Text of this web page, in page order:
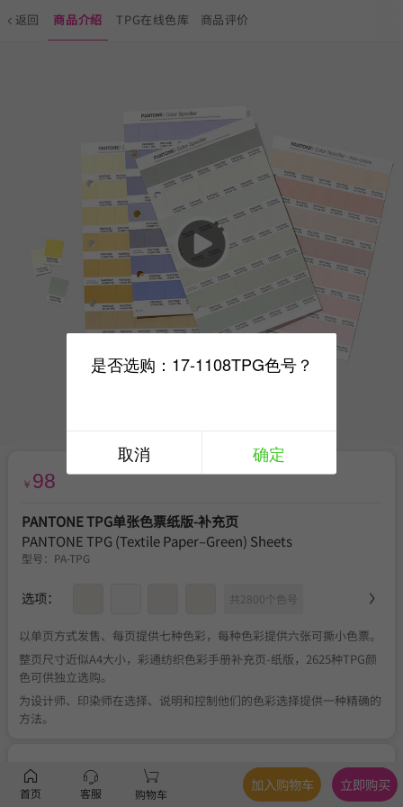
返回 商品介绍 TPG在线色库 商品评价
￥ 98
PANTONE TPG单张色票纸版-补充页
PANTONE TPG (Textile Paper–Green) Sheets
型号： PA-TPG
选项： 共2800个色号
以单页方式发售、每页提供七种色彩，每种色彩提供六张可撕小色票。
整页尺寸近似A4大小，彩通纺织色彩手册补充页-纸版，2625种TPG颜
色可供独立选购。
为设计师、印染师在选择、说明和控制他们的色彩选择提供一种精确的
方法。
服务 官方正品 关于税费 、不可退换
首页 客服 购物车
加入购物车 立即购买
是否选购：17-1108TPG色号？
取消 确定